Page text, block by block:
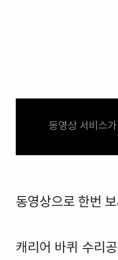
동영상 서비스
동영상으로 한번
캐리어 바퀴 수리